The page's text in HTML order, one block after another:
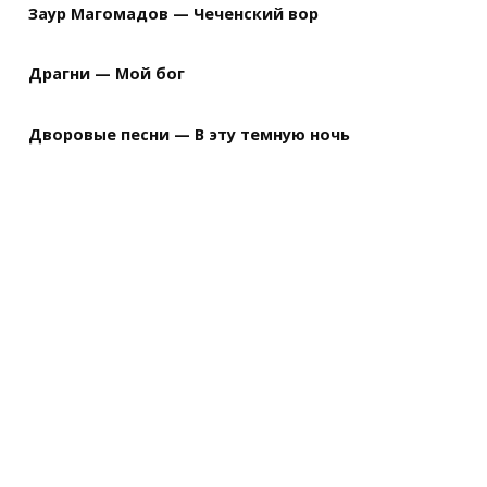
Заур Магомадов — Чеченский вор
Драгни — Мой бог
Дворовые песни — В эту темную ночь